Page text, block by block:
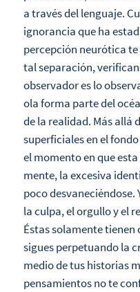
a través del lenguaje.
ignorancia que ha
percepción neurótica
tal separación,
observador es lo
ola forma parte del
de la realidad. Más allá
superficiales en el
el momento en que
mente, la excesiva
poco desvaneciéndose.
la culpa, el orgullo y el
Éstas solamente
sigues perpetuando la
medio de tus historias
pensamientos no te